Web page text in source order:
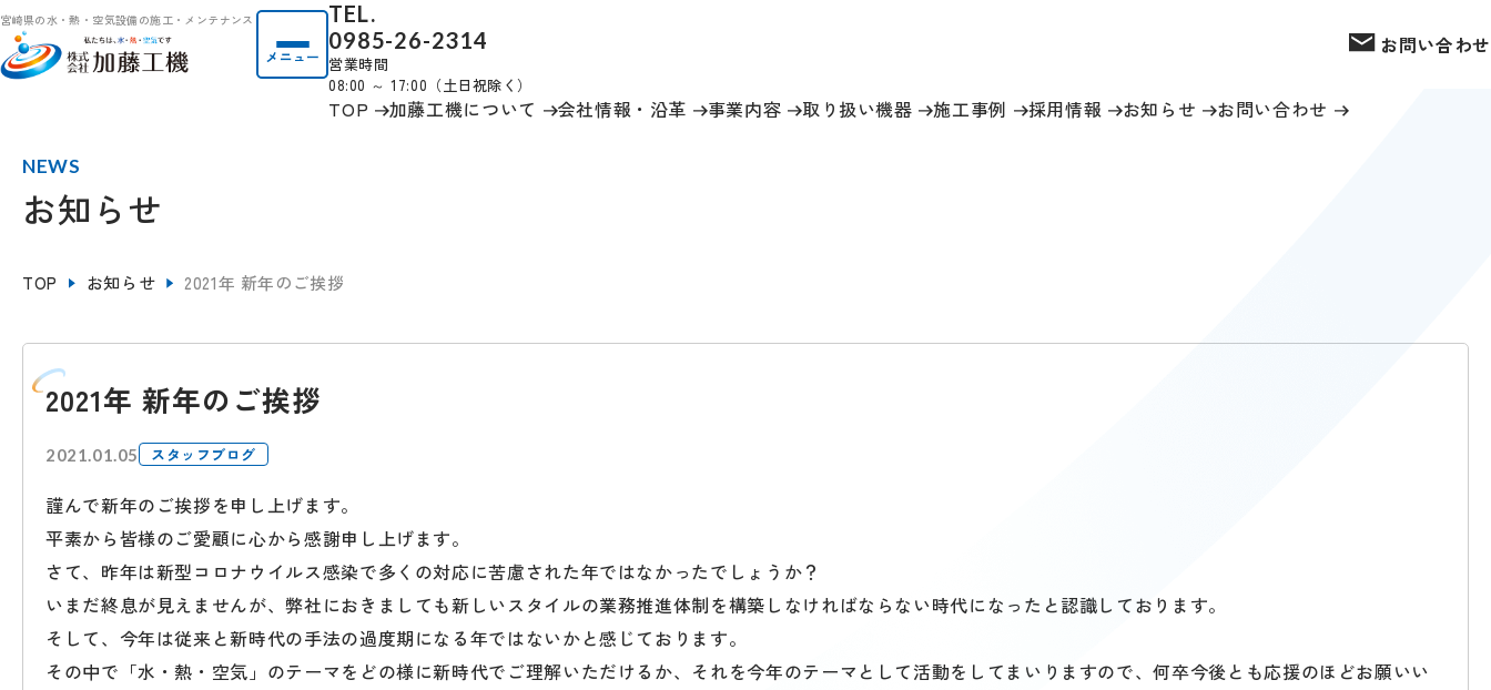
宮崎県の水・熱・空気設備の施工・メンテナンス
メニュー
TEL.
0985-26-2314
営業時間
08:00 ～ 17:00（土日祝除く）
TOP 加藤工機について 会社情報 ・沿革 事業内容 取り扱い機器 施工事例 採用情報 お知らせ お問い合わせ
お問い合わせ
NEWS
お知らせ
TOP お知らせ 2021年 新年のご挨拶
2021年 新年のご挨拶
2021.01.05 スタッフブログ
謹んで新年のご挨拶を申し上げます。
平素から皆様のご愛顧に心から感謝申し上げます。
さて、昨年は新型コロナウイルス感染で多くの対応に苦慮された年ではなかったでしょうか？
いまだ終息が見えませんが、弊社におきましても新しいスタイルの業務推進体制を構築しなければならない時代になったと認識しております。
そして、今年は従来と新時代の手法の過度期になる年ではないかと感じております。
その中で「水・熱・空気」のテーマをどの様に新時代でご理解いただけるか、それを今年のテーマとして活動をしてまいりますので、何卒今後とも応援のほどお願いい